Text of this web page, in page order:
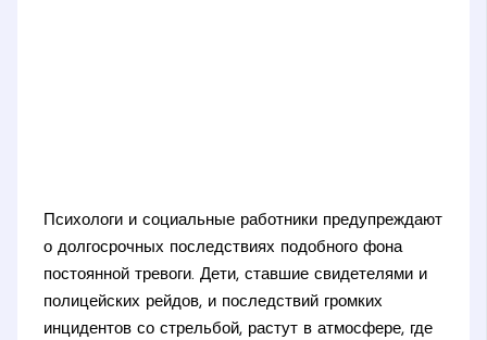
Психологи и социальные работники предупреждают
о долгосрочных последствиях подобного фона
постоянной тревоги. Дети, ставшие свидетелями и
полицейских рейдов, и последствий громких
инцидентов со стрельбой, растут в атмосфере, где